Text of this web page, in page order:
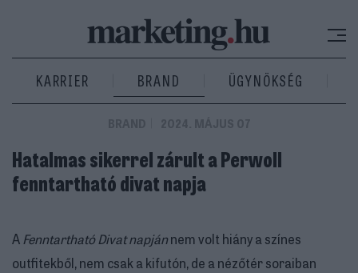
KARRIER BRAND ÜGYNÖKSÉG
Hatalmas sikerrel zárult a Perwoll
fenntartható divat napja
A Fenntartható Divat napjánnem volt hiány a színes
outfitekből, nem csak a kifutón, de a nézőtér soraiban